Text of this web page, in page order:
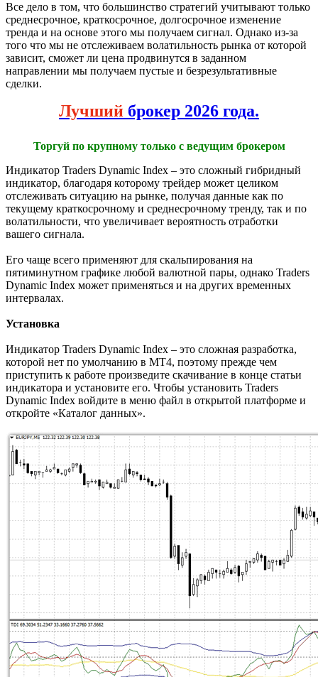
Все дело в том, что большинство стратегий учитывают только
среднесрочное, краткосрочное, долгосрочное изменение
тренда и на основе этого мы получаем сигнал. Однако из-за
того что мы не отслеживаем волатильность рынка от которой
зависит, сможет ли цена продвинутся в заданном
направлении мы получаем пустые и безрезультативные
сделки.
Лучший брокер 2026 года.
Торгуй по крупному только с ведущим брокером
Индикатор Traders Dynamic Index – это сложный гибридный
индикатор, благодаря которому трейдер может целиком
отслеживать ситуацию на рынке, получая данные как по
текущему краткосрочному и среднесрочному тренду, так и по
волатильности, что увеличивает вероятность отработки
вашего сигнала.
Его чаще всего применяют для скальпирования на
пятиминутном графике любой валютной пары, однако Traders
Dynamic Index может применяться и на других временных
интервалах.
Установка
Индикатор Traders Dynamic Index – это сложная разработка,
которой нет по умолчанию в МТ4, поэтому прежде чем
приступить к работе произведите скачивание в конце статьи
индикатора и установите его. Чтобы установить Traders
Dynamic Index войдите в меню файл в открытой платформе и
откройте «Каталог данных».